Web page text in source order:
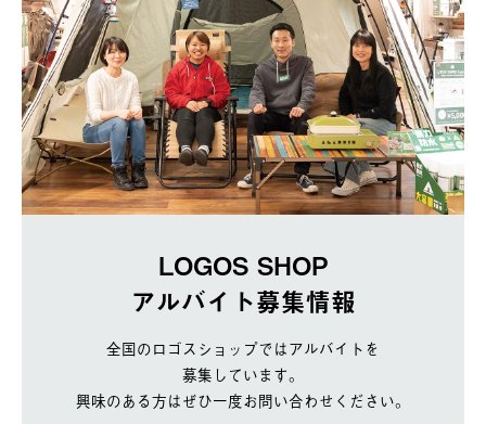
LOGOS SHOP
アルバイト募集情報
全国のロゴスショップではアルバイトを
募集しています。
興味のある方はぜひ一度お問い合わせください。